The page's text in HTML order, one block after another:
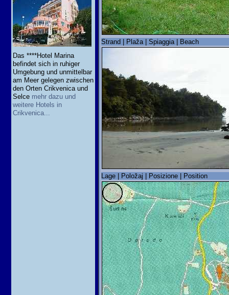
Das ****Hotel Marina
befindet sich in ruhiger
Umgebung und unmittelbar
am Meer gelegen zwischen
den Orten Crikvenica und
Selce mehr dazu und
weitere Hotels in
Crikvenica...
Strand | Plaža | Spiaggia | Beach
Lage | Položaj | Posizione | Position